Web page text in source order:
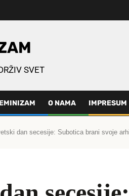
SVET
O NAMA IMPRESUM
dan secesije: Subotica brani svoje